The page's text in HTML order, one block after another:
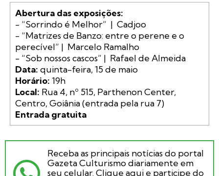
Abertura das exposições:
- “Sorrindo é Melhor”  |  Cadjoo
- “Matrizes de Banzo: entre o perene e o
perecível” |  Marcelo Ramalho
Data:
Horário:
Local: Rua 4, nº 515, Parthenon Center,
Entrada gratuita
Receba as principais notícias do portal
Gazeta Culturismo diariamente em
seu celular. Clique aqui e participe do